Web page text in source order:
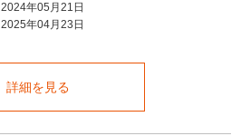
2024年05月21日
2025年04月23日
詳細を見る